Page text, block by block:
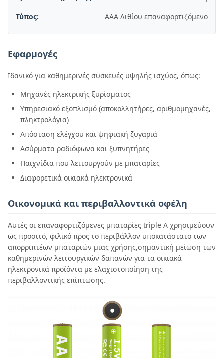
Τύπος: AAA Λιθίου επαναφορτιζόμενο
Εφαρμογές
Ιδανικό για καθημερινές συσκευές υψηλής ισχύος, όπως:
Μηχανές ηλεκτρικής ξυρίσματος
Υπηρεσιακό εξοπλισμό (αποκολλητήρες, αριθμομηχανές,
πληκτρολόγια)
Απόσταση ελέγχου και ψηφιακή ζυγαριά
Ασύρματα ραδιόφωνα και ξυπνητήρες
Παιχνίδια που λειτουργούν με μπαταρίες
Διαφορετικά οικιακά ηλεκτρονικά
Οικονομικά και περιβαλλοντικά οφέλη
Αυτές οι επαναφορτιζόμενες μπαταρίες triple A χρησιμεύουν
ως προσιτό, φιλικό προς το περιβάλλον υποκατάστατο των
απορριπτέων μπαταριών μιας χρήσης,σημαντική μείωση των
καθημερινών λειτουργικών δαπανών για τα οικιακά
ηλεκτρονικά προϊόντα με ελαχιστοποίηση της
περιβαλλοντικής επίπτωσης.